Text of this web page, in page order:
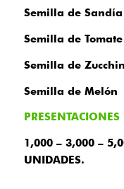
Semilla de Sandía
Semilla de Tomate
Semilla de
Semilla de Melón
PRESENTACIONES
1,000 – 3,000 –
UNIDADES.